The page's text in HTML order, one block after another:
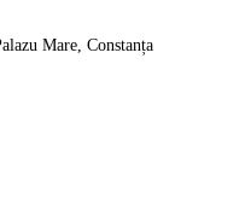
Mare, Constanța